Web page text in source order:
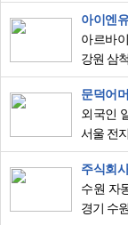
아이엔
강원 삼척
문덕어
외국인
서울 전
주식회
경기 수원